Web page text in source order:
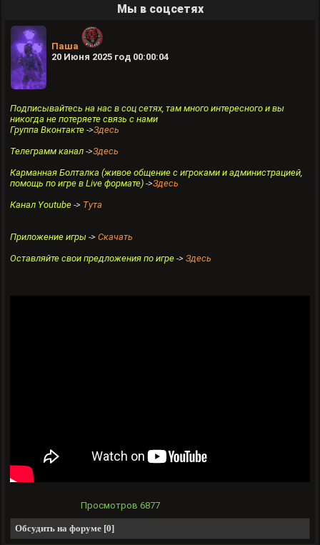
Мы в соцсетях
Паша
20 Июня 2025 год 00:00:04
Подписывайтесь на нас в соц сетях, там много интересного и вы
никогда не потеряете связь с нами
Группа Вконтакте ->Здесь
Телеграмм канал ->Здесь
Карманная Болталка (живое общение с игроками и администрацией,
помощь по игре в Live формате) ->Здесь
Канал Youtube -> Тута
Приложение игры -> Скачать
Оставляйте свои предложения по игре -> Здесь
Просмотров 6877
Обсудить на форуме [0]